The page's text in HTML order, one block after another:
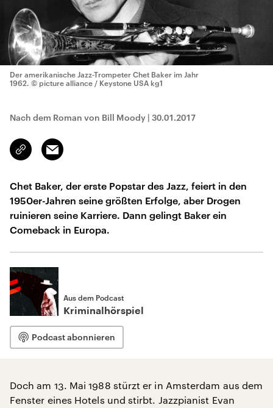
Der amerikanische Jazz-Trompeter Chet Baker im Jahr
1962. © picture alliance / Keystone USA kg1
Nach dem Roman von Bill Moody | 30.01.2017
Link
kopieren/teilen
Email
Chet Baker, der erste Popstar des Jazz, feiert in den
1950er-Jahren seine größten Erfolge, aber Drogen
ruinieren seine Karriere. Dann gelingt Baker ein
Comeback in Europa.
Aus dem Podcast
Kriminalhörspiel
Podcast abonnieren
Doch am 13. Mai 1988 stürzt er in Amsterdam aus dem
Fenster eines Hotels und stirbt. Jazzpianist Evan